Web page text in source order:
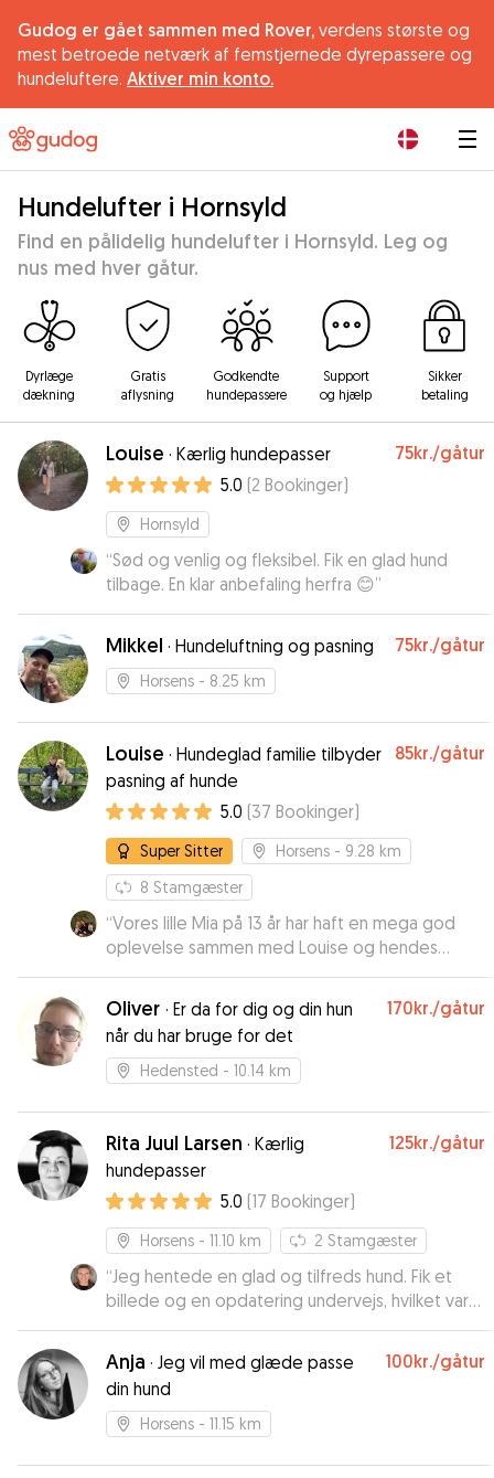
Gudog er gået sammen med Rover, verdens største og
mest betroede netværk af femstjernede dyrepassere og
hundeluftere. Aktiver min konto.
Hundelufter i Hornsyld
Find en pålidelig hundelufter i Hornsyld. Leg og
nus med hver gåtur.
Dyrlæge
dækning
Gratis
aflysning
Godkendte
hundepassere
Support
og hjælp
Sikker
betaling
Louise · Kærlig hundepasser 75kr./gåtur
5.0 (2 Bookinger)
Hornsyld
“Sød og venlig og fleksibel. Fik en glad hund
tilbage. En klar anbefaling herfra 😊”
Mikkel · Hundeluftning og pasning 75kr./gåtur
Horsens - 8.25 km
Louise · Hundeglad familie tilbyder
pasning af hunde
85kr./gåtur
5.0 (37 Bookinger)
Super Sitter Horsens - 9.28 km
8 Stamgæster
“Vores lille Mia på 13 år har haft en mega god
oplevelse sammen med Louise og hendes
dejlige familie. Hun har ikke haft tid til at kede sig
men har haft nok tid til hygge sig med folk, som
har været omkring hende hele tiden. Louise er
en erfaren hundepasser, og hendes store børn
har også været behjælpelige med at passe Mia.
Oliver · Er da for dig og din hun
når du har bruge for det
170kr./gåtur
Hedensted - 10.14 km
Rita Juul Larsen · Kærlig
hundepasser
125kr./gåtur
5.0 (17 Bookinger)
Horsens - 11.10 km 2 Stamgæster
“Jeg hentede en glad og tilfreds hund. Fik et
billede og en opdatering undervejs, hvilket var
dejligt.”
Anja · Jeg vil med glæde passe
din hund
100kr./gåtur
Horsens - 11.15 km